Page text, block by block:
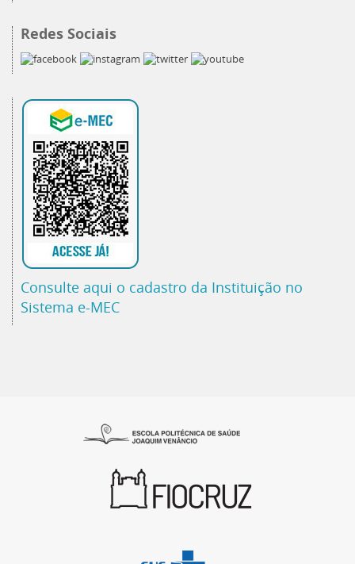
Redes Sociais
Consulte aqui o cadastro da Instituição no
Sistema e-MEC